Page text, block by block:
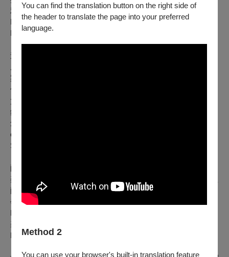
You can find the translation button on the right side of
the header to translate the page into your preferred
language.
Method 2
You can use your browser's built-in translation feature
雅、Simon MOULLIER、馬奇斯．希爾、Eighth
BLACKBIRD、Grazyna AUGUSCIK，以及Itamar
BOROCHOV等人。
迄今為止，他已發行了九張原創音樂專輯，其中包括與薩克斯
案。他最近的一張專輯《Ashes and Diamonds》是一部由五
個樂章組成的組曲，探討了從一個時代過渡到另一個時代的本
質，以及危機時期如何同時帶來積極和消極的變化。除了作為
鋼琴家的工作之外，他還多次接受委託為不同的藝術項目進行
創作，包括為普渡大學的戲劇製作、短片《The Lost Remake
of Beau Geste》，以及位於德州大學城的Brazos Valley
Symphony Orchestra創作音樂。他目前定居於法國馬賽。
薩克斯風｜麥特．裘克
麥特．裘克於1992年出生於美國堪薩斯州堪薩斯市。他是一位
薩克斯風手、作曲家、畫家及多元藝術家。18歲時，他獲得獎
學金前往紐約，在新學院爵士與當代音樂學院就讀，師從
Reggie WORKMAN和Jaleel SHAW。在紐約生活的十年間，
裘克經常與一群備受矚目的年輕爵士名家於Smalls、Smoke和
Fat Cat等著名場館演出。